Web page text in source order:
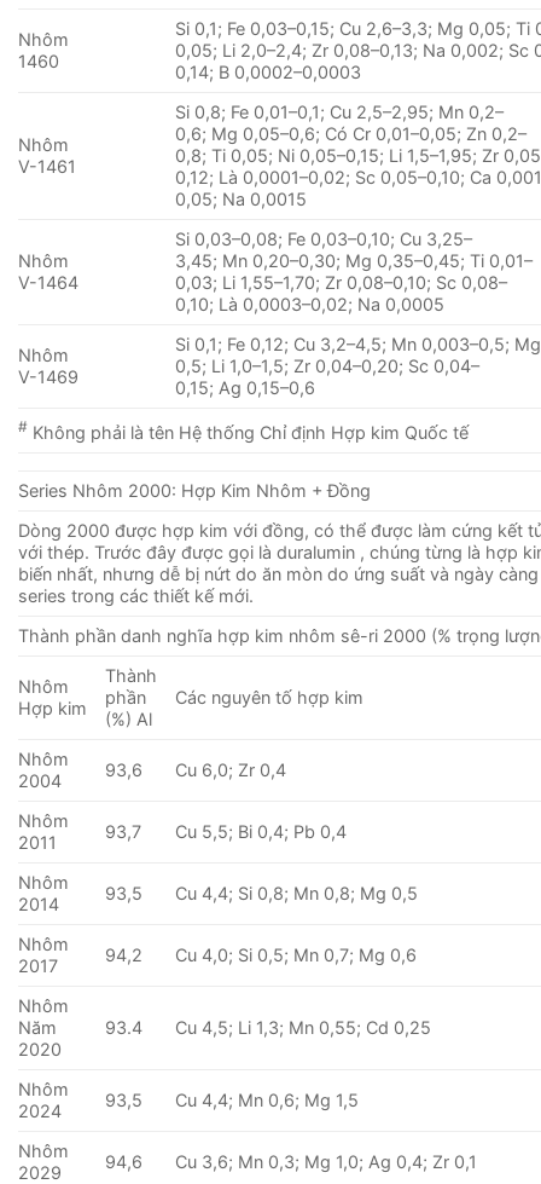
Nhôm
1460
Si 0,1; Fe 0,03–0,15; Cu 2,6–3,3; Mg 0,05; Ti
0,05; Li 2,0–2,4; Zr 0,08–0,13; Na 0,002; Sc
0,14; B 0,0002–0,0003
Nhôm
V-1461
Si 0,8; Fe 0,01–0,1; Cu 2,5–2,95; Mn 0,2–
0,6; Mg 0,05–0,6; Có Cr 0,01–0,05; Zn 0,2–
0,8; Ti 0,05; Ni 0,05–0,15; Li 1,5–1,95; Zr
0,12; Là 0,0001–0,02; Sc 0,05–0,10; Ca
0,05; Na 0,0015
Nhôm
V-1464
Si 0,03–0,08; Fe 0,03–0,10; Cu 3,25–
3,45; Mn 0,20–0,30; Mg 0,35–0,45; Ti 0,01–
0,03; Li 1,55–1,70; Zr 0,08–0,10; Sc 0,08–
0,10; Là 0,0003–0,02; Na 0,0005
Nhôm
V-1469
Si 0,1; Fe 0,12; Cu 3,2–4,5; Mn 0,003–0,5;
0,5; Li 1,0–1,5; Zr 0,04–0,20; Sc 0,04–
0,15; Ag 0,15–0,6
# Không phải là tên Hệ thống Chỉ định Hợp kim Quốc tế
Series Nhôm 2000: Hợp Kim Nhôm + Đồng
Dòng 2000 được hợp kim với đồng, có thể được làm cứng kết
với thép. Trước đây được gọi là duralumin , chúng từng là hợp
biến nhất, nhưng dễ bị nứt do ăn mòn do ứng suất và ngày
series trong các thiết kế mới.
Thành phần danh nghĩa hợp kim nhôm sê-ri 2000 (% trọng
Nhôm
Hợp kim
Thành
phần
(%) Al
Các nguyên tố hợp kim
Nhôm
2004
93,6 Cu 6,0; Zr 0,4
Nhôm
2011
93,7 Cu 5,5; Bi 0,4; Pb 0,4
Nhôm
2014
93,5 Cu 4,4; Si 0,8; Mn 0,8; Mg 0,5
Nhôm
2017
94,2 Cu 4,0; Si 0,5; Mn 0,7; Mg 0,6
Nhôm
Năm
2020
93.4 Cu 4,5; Li 1,3; Mn 0,55; Cd 0,25
Nhôm
2024
93,5 Cu 4,4; Mn 0,6; Mg 1,5
Nhôm
2029
94,6 Cu 3,6; Mn 0,3; Mg 1,0; Ag 0,4; Zr 0,1